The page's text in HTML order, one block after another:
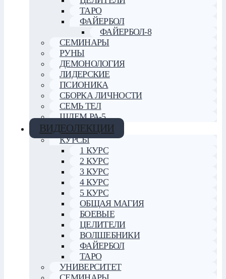
ТАРО
ФАЙЕРБОЛ
ФАЙЕРБОЛ-8
СЕМИНАРЫ
РУНЫ
ДЕМОНОЛОГИЯ
ЛИДЕРСКИЕ
ПСИОНИКА
СБОРКА ЛИЧНОСТИ
СЕМЬ ТЕЛ
ШЛЕМ РА-5
ВИДЕОЛЕКЦИИ
КУРСЫ
1 КУРС
2 КУРС
3 КУРС
4 КУРС
5 КУРС
ОБЩАЯ МАГИЯ
БОЕВЫЕ
ЦЕЛИТЕЛИ
ВОЛШЕБНИКИ
ФАЙЕРБОЛ
ТАРО
УНИВЕРСИТЕТ